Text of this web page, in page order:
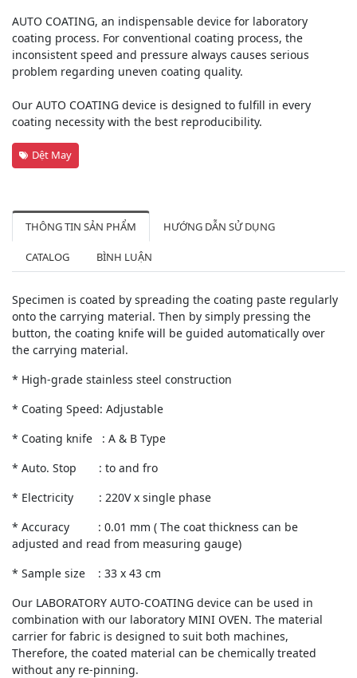
AUTO COATING, an indispensable device for laboratory
coating process. For conventional coating process, the
inconsistent speed and pressure always causes serious
problem regarding uneven coating quality.
Our AUTO COATING device is designed to fulfill in every
coating necessity with the best reproducibility.
Dệt May
THÔNG TIN SẢN PHẨM HƯỚNG DẪN SỬ DỤNG
CATALOG BÌNH LUẬN
Specimen is coated by spreading the coating paste regularly
onto the carrying material. Then by simply pressing the
button, the coating knife will be guided automatically over
the carrying material.
* High-grade stainless steel construction
* Coating Speed: Adjustable
* Coating knife : A & B Type
* Auto. Stop : to and fro
* Electricity : 220V x single phase
* Accuracy : 0.01 mm ( The coat thickness can be
adjusted and read from measuring gauge)
* Sample size : 33 x 43 cm
Our LABORATORY AUTO-COATING device can be used in
combination with our laboratory MINI OVEN. The material
carrier for fabric is designed to suit both machines,
Therefore, the coated material can be chemically treated
without any re-pinning.